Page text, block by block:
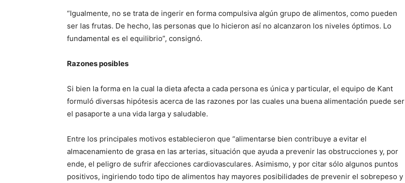
“Igualmente, no se trata de ingerir en forma compulsiva algún grupo de alimentos, como pueden
ser las frutas. De hecho, las personas que lo hicieron así no alcanzaron los niveles óptimos. Lo
fundamental es el equilibrio”, consignó.
Razones posibles
Si bien la forma en la cual la dieta afecta a cada persona es única y particular, el equipo de Kant
formuló diversas hipótesis acerca de las razones por las cuales una buena alimentación puede ser
el pasaporte a una vida larga y saludable.
Entre los principales motivos establecieron que “alimentarse bien contribuye a evitar el
almacenamiento de grasa en las arterias, situación que ayuda a prevenir las obstrucciones y, por
ende, el peligro de sufrir afecciones cardiovasculares. Asimismo, y por citar sólo algunos puntos
positivos, ingiriendo todo tipo de alimentos hay mayores posibilidades de prevenir el sobrepeso y